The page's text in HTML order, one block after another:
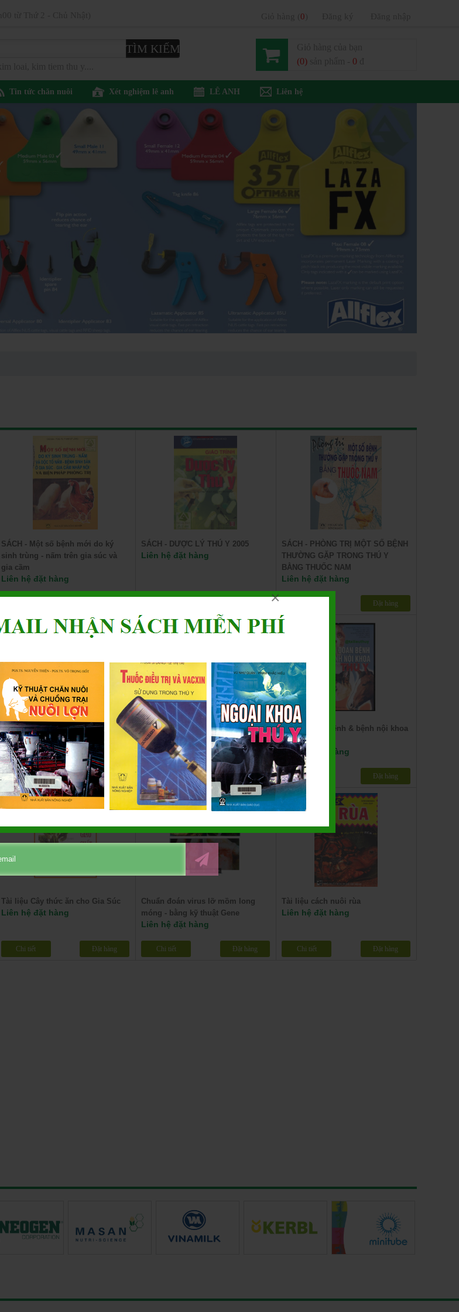
×
0
(0)
0
Tin tức chăn nuôi Xét nghiệm lê anh LÊ ANH Liên hệ
SÁCH - Một số bệnh mới do ký
sinh trùng - nấm trên gia súc và
gia cầm
Liên hệ đặt hàng
SÁCH - DƯỢC LÝ THÚ Y 2005
Liên hệ đặt hàng
SÁCH - PHÒNG TRỊ MỘT SỐ BỆNH
THƯỜNG GẶP TRONG THÚ Y
BẰNG THUỐC NAM
Liên hệ đặt hàng
Đặt hàng
Bệnh đậu cừu đậu dê
Liên hệ đặt hàng
Chi tiết Đặt hàng
Biện pháp phòng chống các bệnh
do virut từ động vật sang người
Liên hệ đặt hàng
Chi tiết Đặt hàng
Chuẩn đoán bệnh & bệnh nội khoa
thú y
Liên hệ đặt hàng
Chi tiết Đặt hàng
Tài liệu Cây thức ăn cho Gia Súc
Liên hệ đặt hàng
Chi tiết Đặt hàng
Chuẩn đoán virus lỡ mồm long
móng - bằng kỹ thuật Gene
Liên hệ đặt hàng
Chi tiết Đặt hàng
Tài liệu cách nuôi rùa
Liên hệ đặt hàng
Chi tiết Đặt hàng